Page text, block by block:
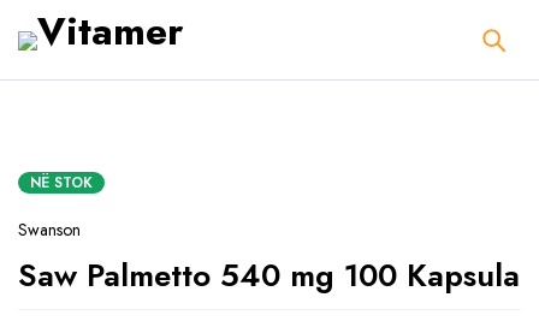
NË STOK
Swanson
Saw Palmetto 540 mg 100 Kapsula